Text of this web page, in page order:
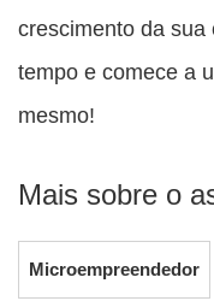
crescimento da sua
tempo e comece a
mesmo!
Mais sobre o
Microempreendedor